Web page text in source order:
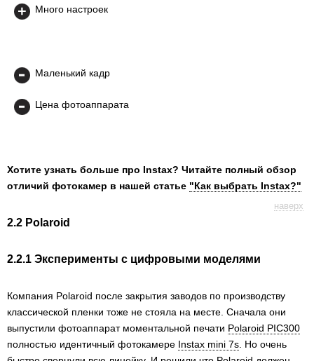
Много настроек
Маленький кадр
Цена фотоаппарата
Хотите узнать больше про Instax? Читайте полный обзор
отличий фотокамер в нашей статье "Как выбрать Instax?"
наверх
2.2 Polaroid
2.2.1 Эксперименты с цифровыми моделями
Компания Polaroid после закрытия заводов по производству
классической пленки тоже не стояла на месте. Cначала они
выпустили фотоаппарат моментальной печати Polaroid PIC300
полностью идентичный фотокамере Instax mini 7s . Но очень